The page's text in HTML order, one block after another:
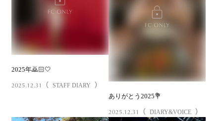
2025年🙇🏻🤍
2025.12.31 （ STAFF DIARY
）
ありがとう2025💐
2025.12.31 （ DIARY&VOICE ）